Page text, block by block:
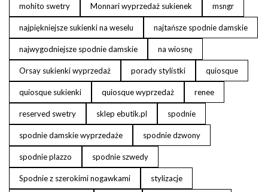
mohito swetry Monnari wyprzedaż sukienek msngr
najpiękniejsze sukienki na weselu najtańsze spodnie damskie
najwygodniejsze spodnie damskie na wiosnę
Orsay sukienki wyprzedaż porady stylistki quiosque
quiosque sukienki quiosque wyprzedaż renee
reserved swetry sklep ebutik.pl spodnie
spodnie damskie wyprzedaże spodnie dzwony
spodnie plazzo spodnie szwedy
Spodnie z szerokimi nogawkami stylizacje